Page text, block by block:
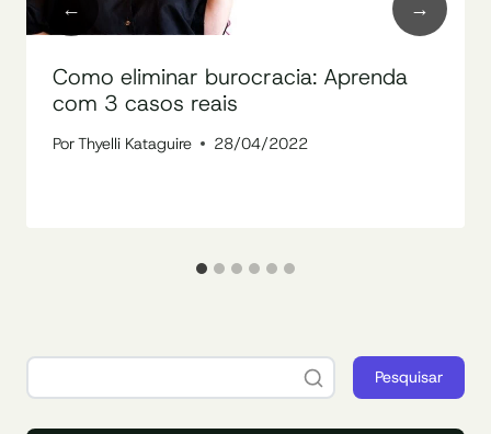
Como eliminar burocracia: Aprenda
com 3 casos reais
PorThyelli Kataguire 28/04/2022
Pesquisar